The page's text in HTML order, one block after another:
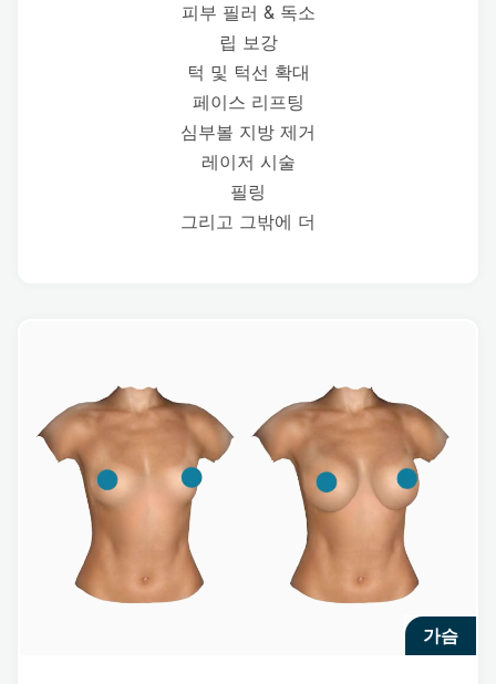
피부 필러 & 독소
립 보강
턱 및 턱선 확대
페이스 리프팅
심부볼 지방 제거
레이저 시술
필링
그리고 그밖에 더
가슴